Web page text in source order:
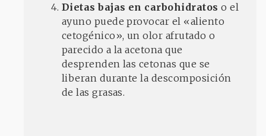
Dietas bajas en carbohidratos o el
ayuno puede provocar el «aliento
cetogénico», un olor afrutado o
parecido a la acetona que
desprenden las cetonas que se
liberan durante la descomposición
de las grasas.